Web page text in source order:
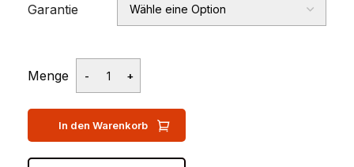
Garantie
Menge
In den Warenkorb